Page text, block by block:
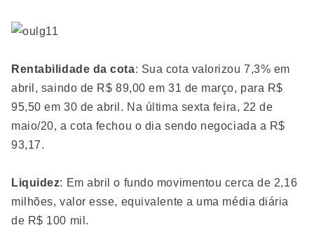
Rentabilidade da cota: Sua cota valorizou 7,3% em
abril, saindo de R$ 89,00 em 31 de março, para R$
95,50 em 30 de abril. Na última sexta feira, 22 de
maio/20, a cota fechou o dia sendo negociada a R$
93,17.
Liquidez: Em abril o fundo movimentou cerca de 2,16
milhões, valor esse, equivalente a uma média diária
de R$ 100 mil.